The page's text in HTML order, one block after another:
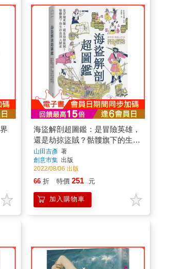
海盜解剖超圖鑑：是冒險英雄，
還是劫掠盜賊？骷髏旗下的生存
法則大探索
山田吉彥著
創意市集 出版
2022/08/06 出版
66 折 特價 251 元
加入購物車